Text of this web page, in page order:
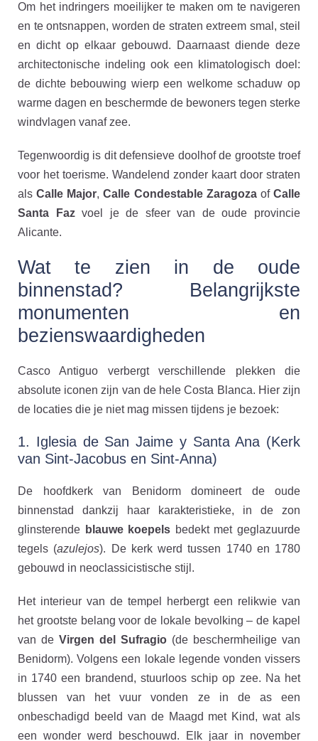
Om het indringers moeilijker te maken om te navigeren
en te ontsnappen, worden de straten extreem smal, steil
en dicht op elkaar gebouwd. Daarnaast diende deze
architectonische indeling ook een klimatologisch doel:
de dichte bebouwing wierp een welkome schaduw op
warme dagen en beschermde de bewoners tegen sterke
windvlagen vanaf zee.
Tegenwoordig is dit defensieve doolhof de grootste troef
voor het toerisme. Wandelend zonder kaart door straten
alsCalle Major,Calle Condestable ZaragozaofCalle
Santa Fazvoel je de sfeer van de oude provincie
Alicante.
Wat te zien in de oude
binnenstad? Belangrijkste
monumenten en
bezienswaardigheden
Casco Antiguo verbergt verschillende plekken die
absolute iconen zijn van de hele Costa Blanca. Hier zijn
de locaties die je niet mag missen tijdens je bezoek:
1. Iglesia de San Jaime y Santa Ana (Kerk
van Sint-Jacobus en Sint-Anna)
De hoofdkerk van Benidorm domineert de oude
binnenstad dankzij haar karakteristieke, in de zon
glinsterende blauwe koepels bedekt met geglazuurde
tegels (azulejos). De kerk werd tussen 1740 en 1780
gebouwd in neoclassicistische stijl.
Het interieur van de tempel herbergt een relikwie van
het grootste belang voor de lokale bevolking – de kapel
van de Virgen del Sufragio (de beschermheilige van
Benidorm). Volgens een lokale legende vonden vissers
in 1740 een brandend, stuurloos schip op zee. Na het
blussen van het vuur vonden ze in de as een
onbeschadigd beeld van de Maagd met Kind, wat als
een wonder werd beschouwd. Elk jaar in november